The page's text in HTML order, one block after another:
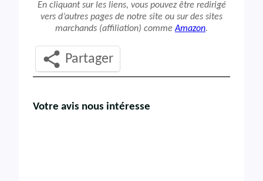
En cliquant sur les liens, vous pouvez être redirigé
vers d’autres pages de notre site ou sur des sites
marchands (affiliation) commeAmazon.
Partager
Votre avis nous intéresse